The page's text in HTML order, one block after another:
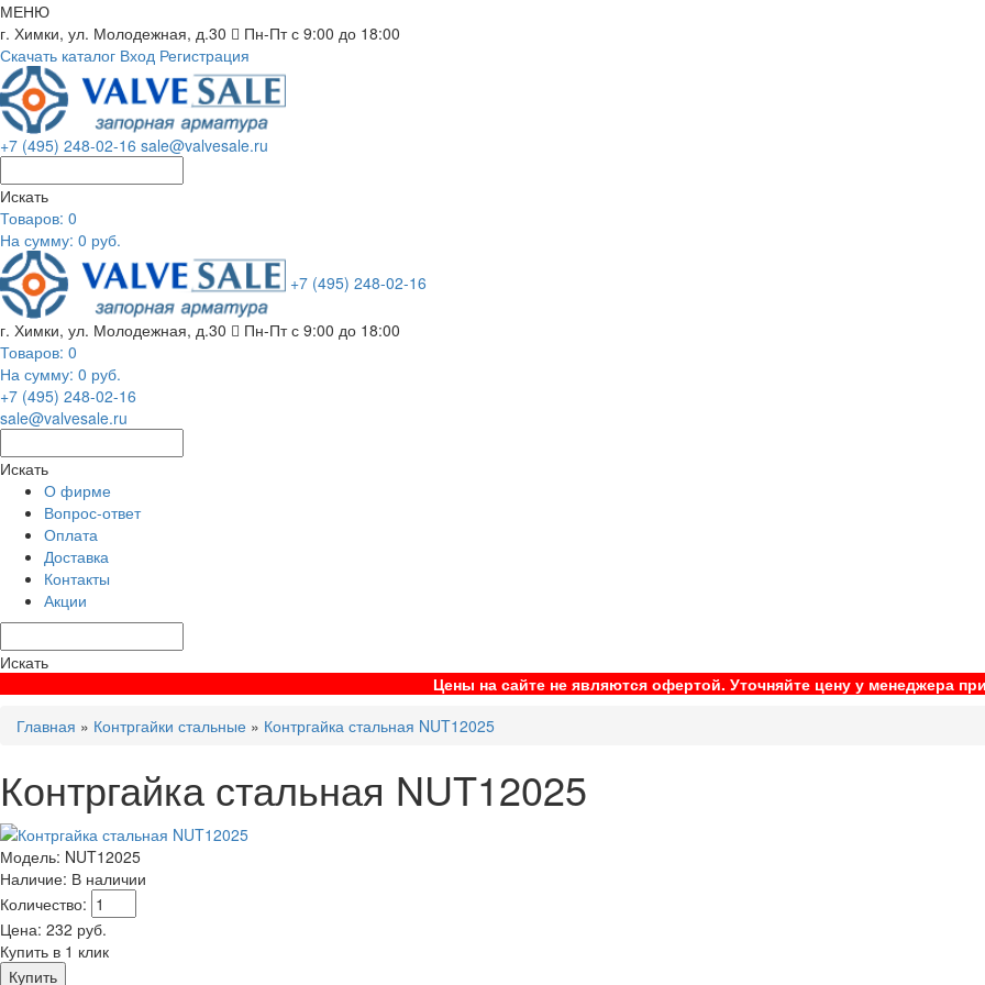
МЕНЮ
г. Химки, ул. Молодежная, д.30
Пн-Пт с 9:00 до 18:00
Скачать каталог Вход Регистрация
+7 (495) 248-02-16 sale@valvesale.ru
Искать
Товаров: 0
На сумму: 0 руб.
+7 (495) 248-02-16
г. Химки, ул. Молодежная, д.30
Пн-Пт с 9:00 до 18:00
Товаров: 0
На сумму: 0 руб.
+7 (495) 248-02-16
sale@valvesale.ru
Искать
О фирме
Вопрос-ответ
Оплата
Доставка
Контакты
Акции
Искать
Цены на сайте не являются офертой. Уточняйте цену у менеджера
Главная » Контргайки стальные » Контргайка стальная NUT12025
Контргайка стальная NUT12025
Модель: NUT12025
Наличие: В наличии
Количество:
Цена: 232 руб.
Купить в 1 клик